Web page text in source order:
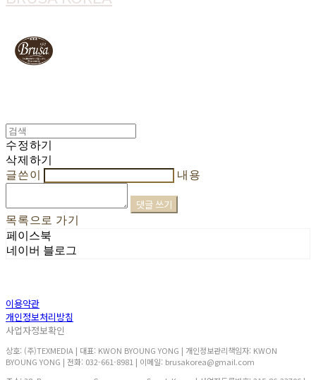
수정하기
삭제하기
글쓴이
내용
댓글 쓰기
목록으로 가기
페이스북
네이버 블로그
이용약관
개인정보처리방침
사업자정보확인
상호: (주)TEXMEDIA | 대표: KWON BYOUNG YONG | 개인정보관리책임자: KWON
BYOUNG YONG | 전화: 032-661-8981 | 이메일: brusakorea@gmail.com